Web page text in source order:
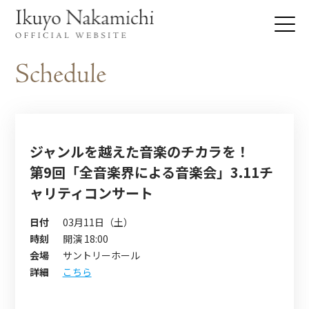
ジャンルを越えた音楽のチカラを！
第9回「全音楽界による音楽会」3.11チ
ャリティコンサート
日付
03月11日（土）
時刻
開演 18:00
会場
サントリーホール
詳細
こちら